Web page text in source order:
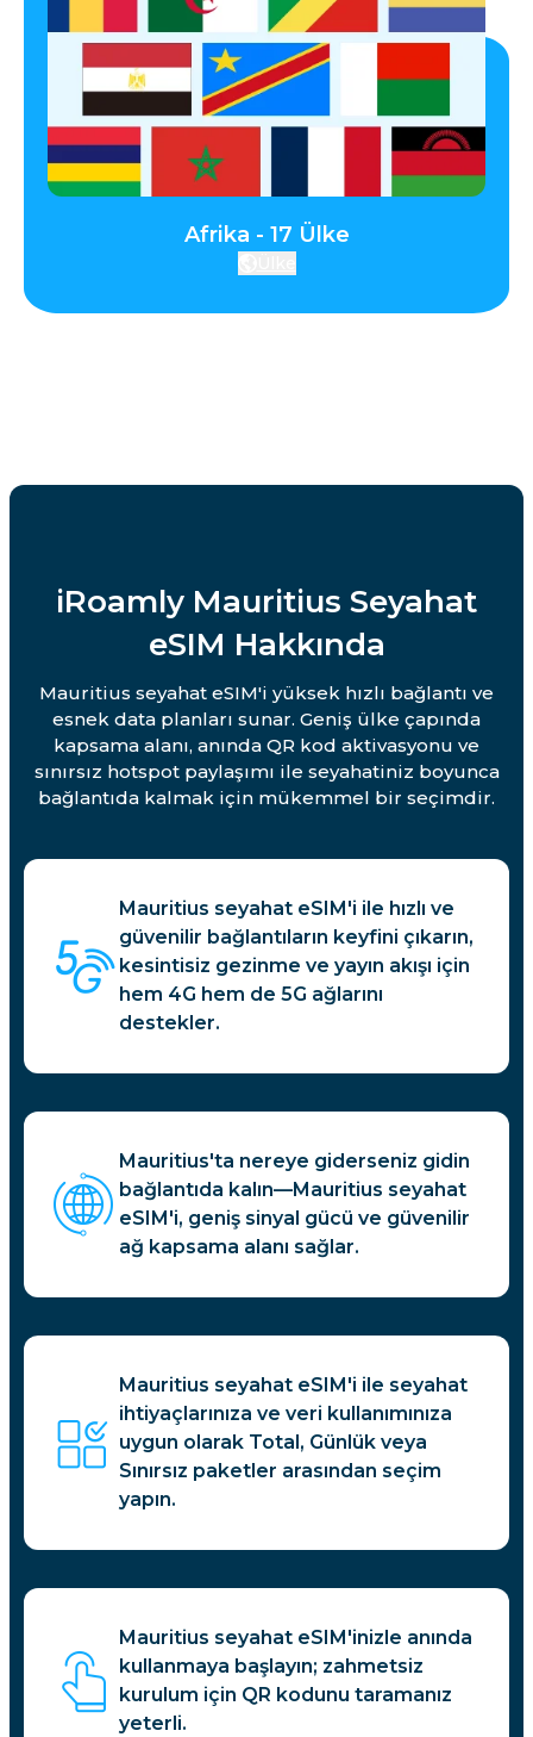
Afrika - 17 Ülke
iRoamly Mauritius Seyahat
eSIM Hakkında
Mauritius seyahat eSIM'i yüksek hızlı bağlantı ve
esnek data planları sunar. Geniş ülke çapında
kapsama alanı, anında QR kod aktivasyonu ve
sınırsız hotspot paylaşımı ile seyahatiniz boyunca
bağlantıda kalmak için mükemmel bir seçimdir.
Mauritius seyahat eSIM'i ile hızlı ve
güvenilir bağlantıların keyfini çıkarın,
kesintisiz gezinme ve yayın akışı için
hem 4G hem de 5G ağlarını
destekler.
Mauritius'ta nereye giderseniz gidin
bağlantıda kalın—Mauritius seyahat
eSIM'i, geniş sinyal gücü ve güvenilir
ağ kapsama alanı sağlar.
Mauritius seyahat eSIM'i ile seyahat
ihtiyaçlarınıza ve veri kullanımınıza
uygun olarak Total, Günlük veya
Sınırsız paketler arasından seçim
yapın.
Mauritius seyahat eSIM'inizle anında
kullanmaya başlayın; zahmetsiz
kurulum için QR kodunu taramanız
yeterli.